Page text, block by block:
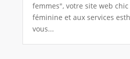
femmes", votre site web
féminine et aux services
vous...